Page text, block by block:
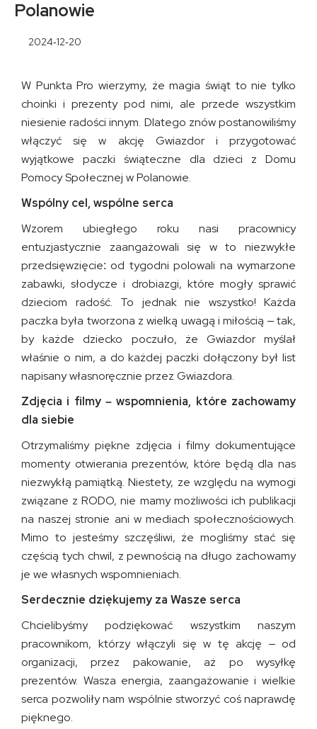
Polanowie
2024-12-20
W Punkta Pro wierzymy, że magia świąt to nie tylko
choinki i prezenty pod nimi, ale przede wszystkim
niesienie radości innym. Dlatego znów postanowiliśmy
włączyć się w akcję Gwiazdor i przygotować
wyjątkowe paczki świąteczne dla dzieci z Domu
Pomocy Społecznej w Polanowie.
Wspólny cel, wspólne serca
Wzorem ubiegłego roku nasi pracownicy
entuzjastycznie zaangażowali się w to niezwykłe
przedsięwzięcie: od tygodni polowali na wymarzone
zabawki, słodycze i drobiazgi, które mogły sprawić
dzieciom radość. To jednak nie wszystko! Każda
paczka była tworzona z wielką uwagą i miłością – tak,
by każde dziecko poczuło, że Gwiazdor myślał
właśnie o nim, a do każdej paczki dołączony był list
napisany własnoręcznie przez Gwiazdora.
Zdjęcia i filmy – wspomnienia, które zachowamy
dla siebie
Otrzymaliśmy piękne zdjęcia i filmy dokumentujące
momenty otwierania prezentów, które będą dla nas
niezwykłą pamiątką. Niestety, ze względu na wymogi
związane z RODO, nie mamy możliwości ich publikacji
na naszej stronie ani w mediach społecznościowych.
Mimo to jesteśmy szczęśliwi, że mogliśmy stać się
częścią tych chwil, z pewnością na długo zachowamy
je we własnych wspomnieniach.
Serdecznie dziękujemy za Wasze serca
Chcielibyśmy podziękować wszystkim naszym
pracownikom, którzy włączyli się w tę akcję – od
organizacji, przez pakowanie, aż po wysyłkę
prezentów. Wasza energia, zaangażowanie i wielkie
serca pozwoliły nam wspólnie stworzyć coś naprawdę
pięknego.